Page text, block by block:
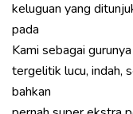
keluguan yang
pada
Kami sebagai
tergelitik lucu, indah,
bahkan